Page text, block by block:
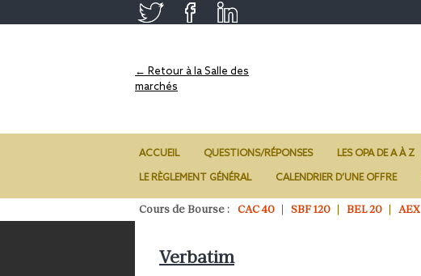
← Retour à la Salle des
marchés
ACCUEIL QUESTIONS/RÉPONSES LES OPA DE A À Z
LE RÈGLEMENT GÉNÉRAL CALENDRIER D’UNE OFFRE
Cours de Bourse : CAC 40 SBF 120 BEL 20 AEX
Verbatim